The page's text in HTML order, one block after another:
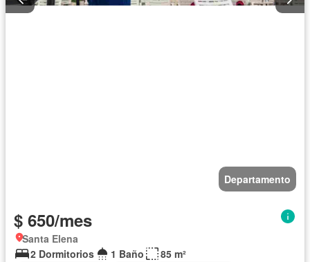
Departamento
$ 650/mes
Santa Elena
2 Dormitorios
1 Baño
85 m²